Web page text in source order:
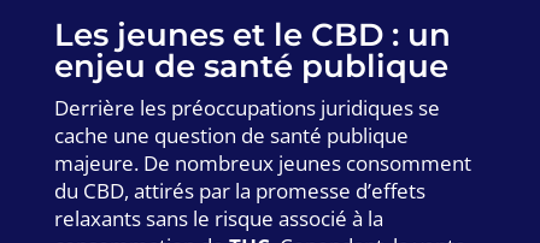
Les jeunes et le CBD : un
enjeu de santé publique
Derrière les préoccupations juridiques se
cache une question de santé publique
majeure. De nombreux jeunes consomment
du CBD, attirés par la promesse d’effets
relaxants sans le risque associé à la